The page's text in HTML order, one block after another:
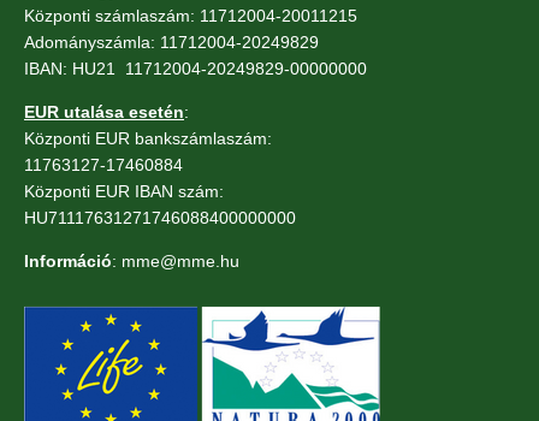
Központi számlaszám: 11712004-20011215
Adományszámla: 11712004-20249829
IBAN: HU21 11712004-20249829-00000000
EUR utalása esetén:
Központi EUR bankszámlaszám:
11763127-17460884
Központi EUR IBAN szám:
HU71117631271746088400000000
Információ: mme@mme.hu